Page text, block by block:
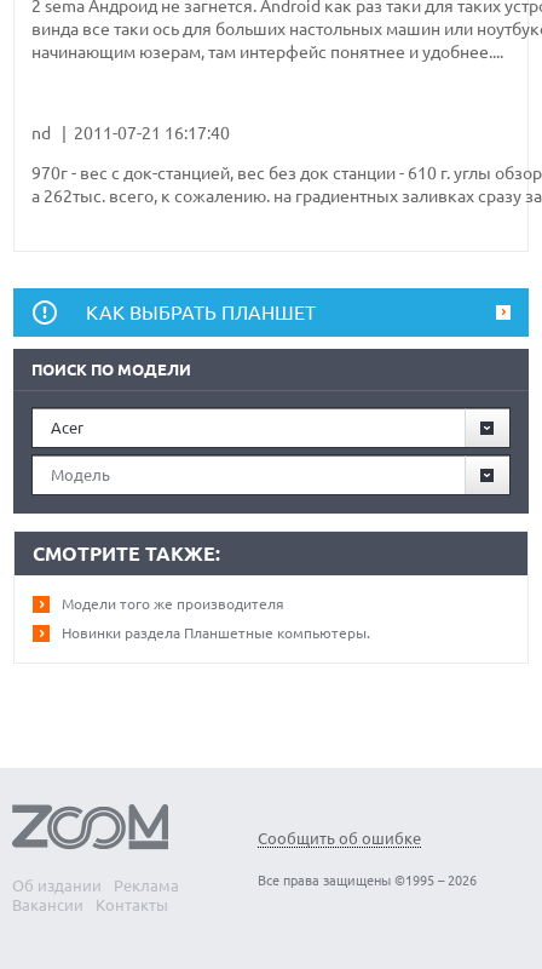
2 sema Андроид не загнется. Android как раз таки для таких
винда все таки ось для больших настольных машин или
начинающим юзерам, там интерфейс понятнее и удобнее....
nd | 2011-07-21 16:17:40
970г - вес с док-станцией, вес без док станции - 610 г. углы
а 262тыс. всего, к сожалению. на градиентных заливках сразу
КАК ВЫБРАТЬ ПЛАНШЕТ
ПОИСК ПО МОДЕЛИ
Acer
Модель
СМОТРИТЕ ТАКЖЕ:
Модели того же производителя
Новинки раздела Планшетные компьютеры.
Об издании
Реклама
Вакансии
Контакты
Сообщить об ошибке
Все права защищены ©1995 – 2026